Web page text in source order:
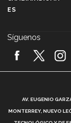
ES
Síguenos
AV. EUGENIO
MONTERREY, NUEVO